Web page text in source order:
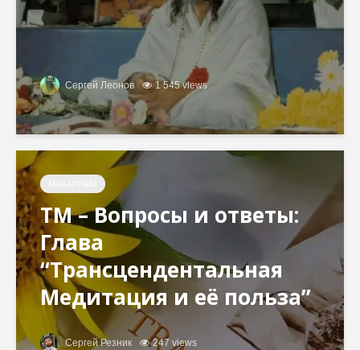
Сергей Леонов 1 545 views
ТМ – Вопросы и ответы:
Глава
“Трансцендентальная
Медитация и её польза”
Сергей Резник 247 views